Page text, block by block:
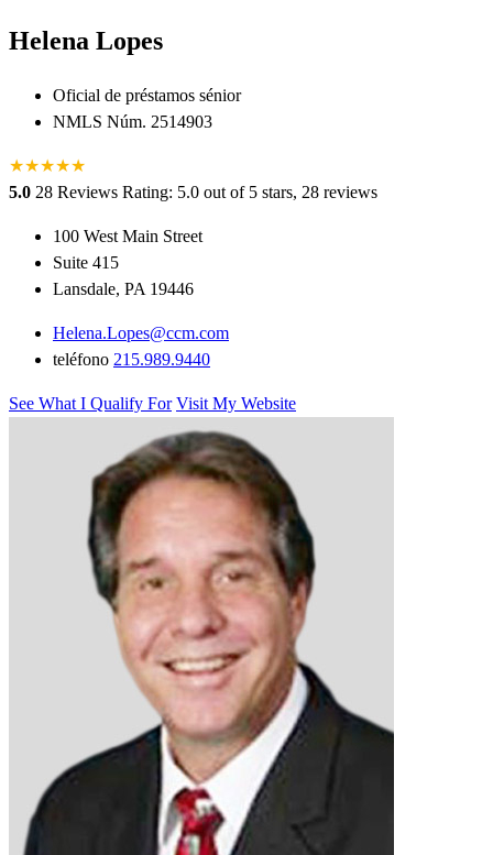
Helena Lopes
Oficial de préstamos sénior
NMLS Núm. 2514903
★★★★★
5.0 28 Reviews Rating: 5.0 out of 5 stars, 28 reviews
100 West Main Street
Suite 415
Lansdale, PA 19446
Helena.Lopes@ccm.com
teléfono 215.989.9440
See What I Qualify For Visit My Website